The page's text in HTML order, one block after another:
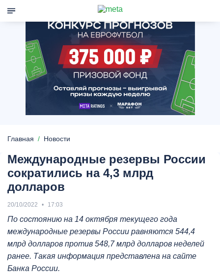
Главная Новости
Международные резервы России
сократились на 4,3 млрд
долларов
20/10/2022 17:03
По состоянию на 14 октября текущего года
международные резервы России равняются 544,4
млрд долларов против 548,7 млрд долларов неделей
ранее. Такая информация представлена на сайте
Банка России.